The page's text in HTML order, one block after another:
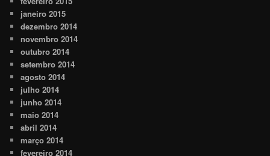
janeiro 2015
dezembro 2014
novembro 2014
outubro 2014
setembro 2014
agosto 2014
julho 2014
junho 2014
maio 2014
abril 2014
março 2014
fevereiro 2014